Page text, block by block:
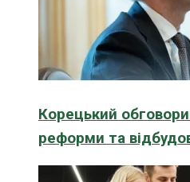
Корецький
реформи та